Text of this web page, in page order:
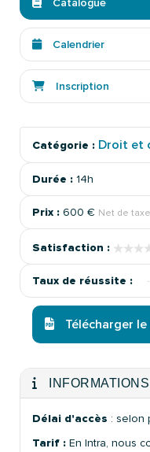
Calendrier
Inscription
Catégorie : Droit et
Durée : 14h
Prix : 600 € Net de taxe
Satisfaction :
Taux de réussite :
Télécharger
Délai d'accès : selon
Tarif : En Intra, nous